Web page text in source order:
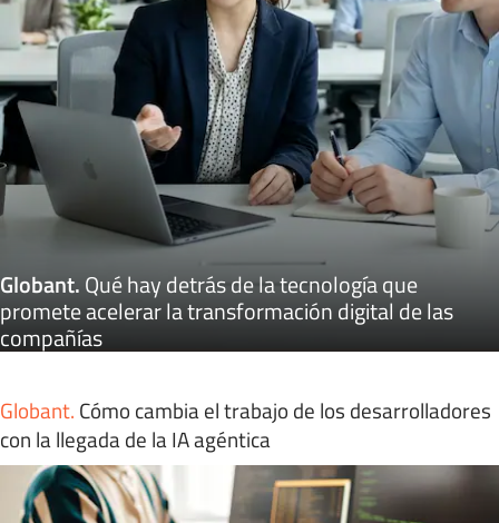
Globant.Qué hay detrás de la tecnología que
promete acelerar la transformación digital de las
compañías
Globant. Cómo cambia el trabajo de los desarrolladores
con la llegada de la IA agéntica